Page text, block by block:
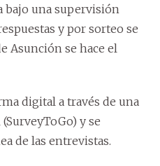
bajo una supervisión
y por sorteo se
Asunción se hace el
digital a través de una
y se
de las entrevistas.